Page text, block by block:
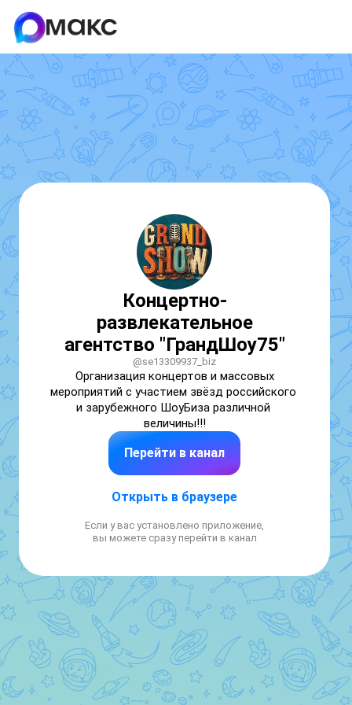
Концертно-
развлекательное
агентство "ГрандШоу75"
@se13309937_biz
Организация концертов и массовых
мероприятий с участием звëзд российского
и зарубежного ШоуБиза различной
величины!!!
Перейти в канал
Открыть в браузере
Если у вас установлено приложение,
вы можете сразу перейти в канал